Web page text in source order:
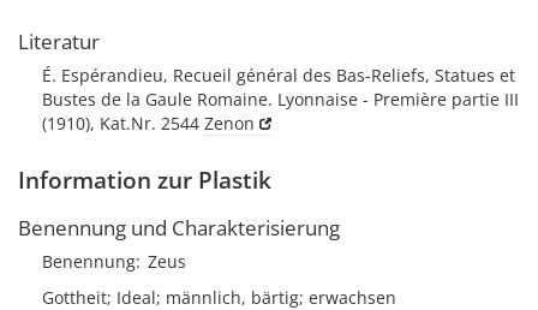
Literatur
É. Espérandieu, Recueil général des Bas-Reliefs, Statues et
Bustes de la Gaule Romaine. Lyonnaise - Première partie III
(1910), Kat.Nr. 2544 Zenon
Information zur Plastik
Benennung und Charakterisierung
Benennung Zeus
Gottheit; Ideal; männlich, bärtig; erwachsen